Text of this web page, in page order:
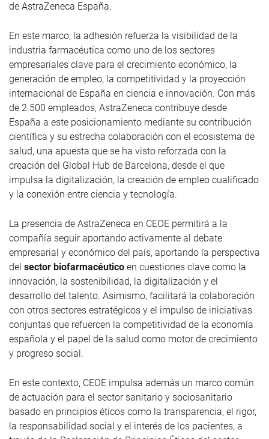
de AstraZeneca España.
En este marco, la adhesión refuerza la visibilidad de la
industria farmacéutica como uno de los sectores
empresariales clave para el crecimiento económico, la
generación de empleo, la competitividad y la proyección
internacional de España en ciencia e innovación. Con más
de 2.500 empleados, AstraZeneca contribuye desde
España a este posicionamiento mediante su contribución
científica y su estrecha colaboración con el ecosistema de
salud, una apuesta que se ha visto reforzada con la
creación del Global Hub de Barcelona, desde el que
impulsa la digitalización, la creación de empleo cualificado
y la conexión entre ciencia y tecnología.
La presencia de AstraZeneca en CEOE permitirá a la
compañía seguir aportando activamente al debate
empresarial y económico del país, aportando la perspectiva
del sector biofarmacéutico en cuestiones clave como la
innovación, la sostenibilidad, la digitalización y el
desarrollo del talento. Asimismo, facilitará la colaboración
con otros sectores estratégicos y el impulso de iniciativas
conjuntas que refuercen la competitividad de la economía
española y el papel de la salud como motor de crecimiento
y progreso social.
En este contexto, CEOE impulsa además un marco común
de actuación para el sector sanitario y sociosanitario
basado en principios éticos como la transparencia, el rigor,
la responsabilidad social y el interés de los pacientes, a